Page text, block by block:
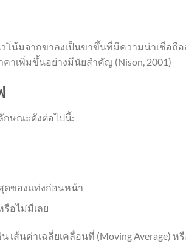
โน้มจากขาลงเป็นขาขึ้นที่มีความน่าเชื่อถือ
าเพิ่มขึ้นอย่างมีนัยสำคัญ (Nison, 2001)
กษณะดังต่อไปนี้:
ดของแท่งก่อนหน้า
อไม่มีเลย
เส้นค่าเฉลี่ยเคลื่อนที่ (Moving Average) ห